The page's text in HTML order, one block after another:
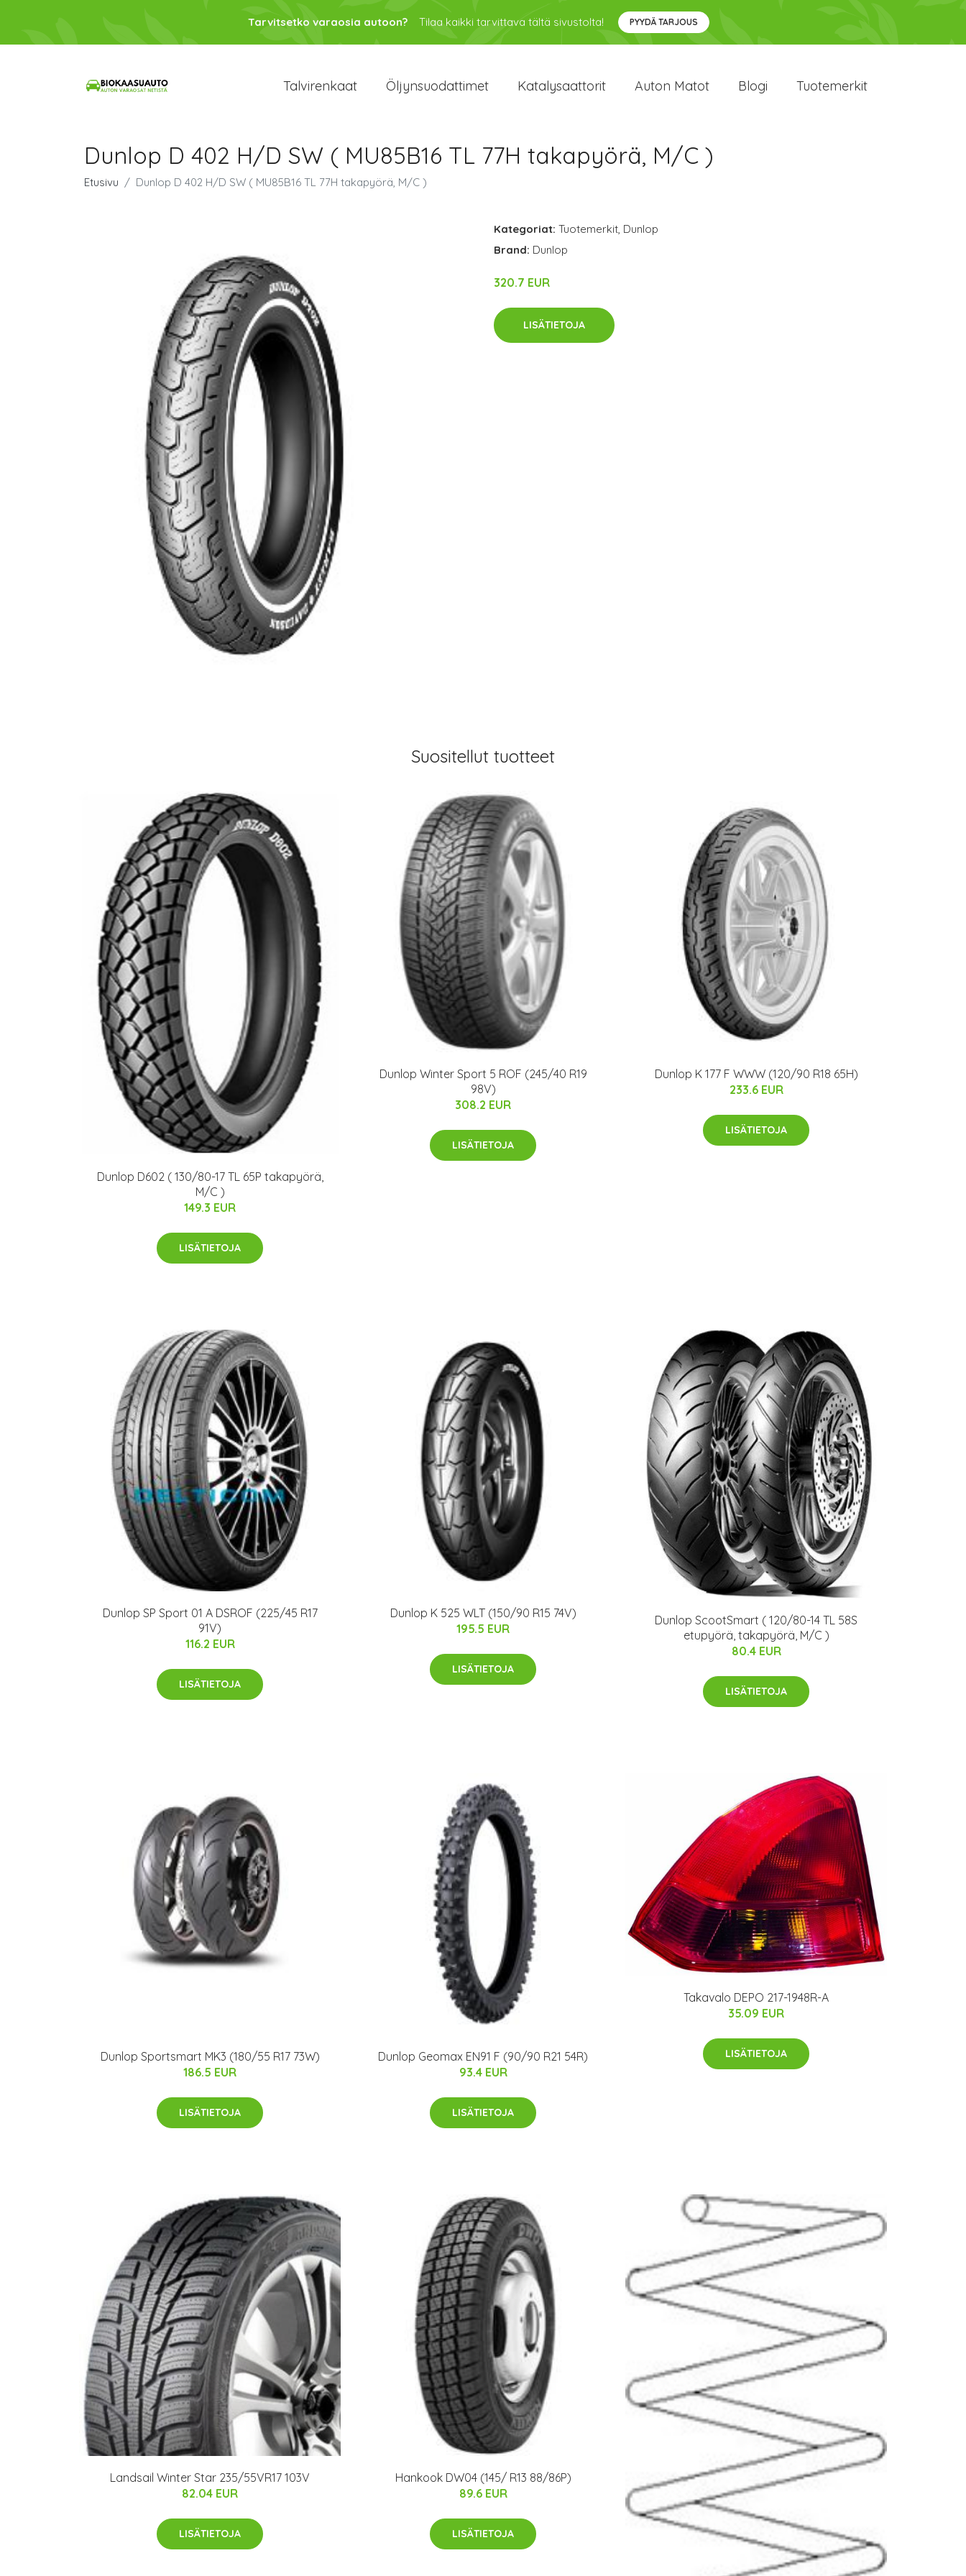
Tarvitsetko varaosia autoon? Tilaa kaikki tarvittava tältä sivustolta! PYYDÄ TARJOUS
Talvirenkaat Öljynsuodattimet Katalysaattorit Auton Matot Blogi Tuotemerkit
Dunlop D 402 H/D SW ( MU85B16 TL 77H takapyörä, M/C )
Etusivu Dunlop D 402 H/D SW ( MU85B16 TL 77H takapyörä, M/C )
Kategoriat: Tuotemerkit, Dunlop
Brand: Dunlop
320.7 EUR
LISÄTIETOJA
Suositellut tuotteet
Dunlop D602 ( 130/80-17 TL 65P takapyörä,
M/C )
149.3 EUR
LISÄTIETOJA
Dunlop Winter Sport 5 ROF (245/40 R19
98V)
308.2 EUR
LISÄTIETOJA
Dunlop K 177 F WWW (120/90 R18 65H)
233.6 EUR
LISÄTIETOJA
Dunlop SP Sport 01 A DSROF (225/45 R17
91V)
116.2 EUR
LISÄTIETOJA
Dunlop K 525 WLT (150/90 R15 74V)
195.5 EUR
LISÄTIETOJA
Dunlop ScootSmart ( 120/80-14 TL 58S
etupyörä, takapyörä, M/C )
80.4 EUR
LISÄTIETOJA
Dunlop Sportsmart MK3 (180/55 R17 73W)
186.5 EUR
LISÄTIETOJA
Dunlop Geomax EN91 F (90/90 R21 54R)
93.4 EUR
LISÄTIETOJA
Takavalo DEPO 217-1948R-A
35.09 EUR
LISÄTIETOJA
Landsail Winter Star 235/55VR17 103V
82.04 EUR
LISÄTIETOJA
Hankook DW04 (145/ R13 88/86P)
89.6 EUR
LISÄTIETOJA